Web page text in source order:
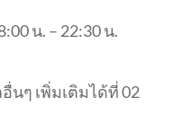
น. – 22:30 น.
นๆ เพิ่มเติมได้ที่ 02